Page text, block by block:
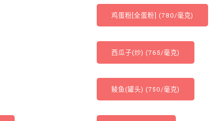
鸡蛋粉[全蛋粉] (780/毫克)
西瓜子(炒) (765/毫克)
鲮鱼(罐头) (750/毫克)